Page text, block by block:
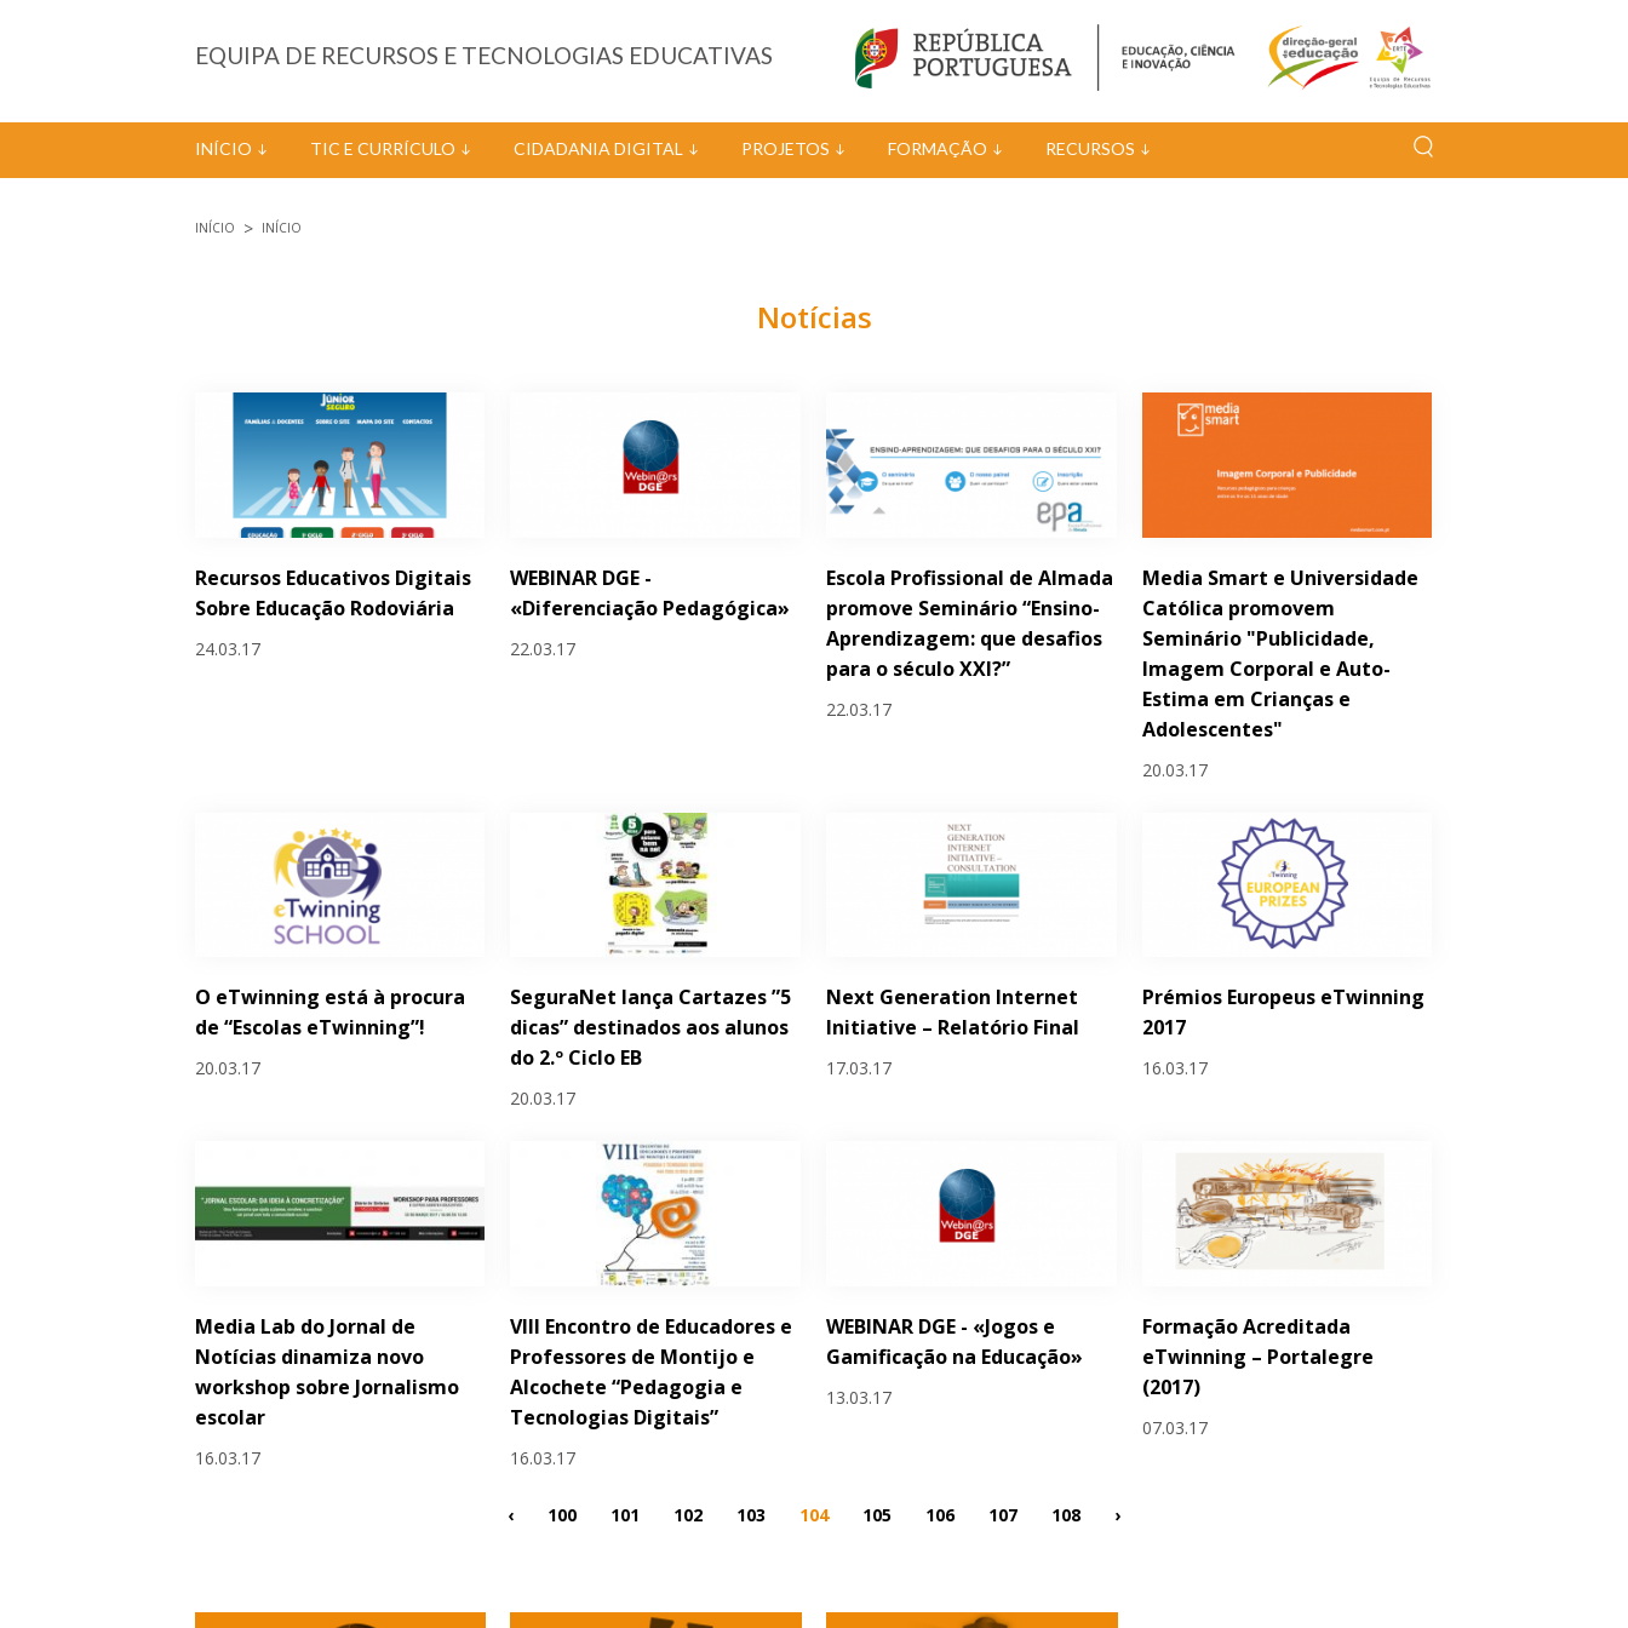
EQUIPA DE RECURSOS E TECNOLOGIAS EDUCATIVAS
INÍCIO TIC E CURRÍCULO CIDADANIA DIGITAL PROJETOS FORMAÇÃO RECURSOS
INÍCIO INÍCIO
Notícias
Recursos Educativos Digitais
Sobre Educação Rodoviária
24.03.17
WEBINAR DGE -
«Diferenciação Pedagógica»
22.03.17
Escola Profissional de Almada
promove Seminário “Ensino-
Aprendizagem: que desafios
para o século XXI?”
22.03.17
Media Smart e Universidade
Católica promovem
Seminário "Publicidade,
Imagem Corporal e Auto-
Estima em Crianças e
Adolescentes"
20.03.17
O eTwinning está à procura
de “Escolas eTwinning”!
20.03.17
SeguraNet lança Cartazes ”5
dicas” destinados aos alunos
do 2.º Ciclo EB
20.03.17
Next Generation Internet
Initiative – Relatório Final
17.03.17
Prémios Europeus eTwinning
2017
16.03.17
Media Lab do Jornal de
Notícias dinamiza novo
workshop sobre Jornalismo
escolar
16.03.17
VIII Encontro de Educadores e
Professores de Montijo e
Alcochete “Pedagogia e
Tecnologias Digitais”
16.03.17
WEBINAR DGE - «Jogos e
Gamificação na Educação»
13.03.17
Formação Acreditada
eTwinning – Portalegre
(2017)
07.03.17
Páginas
‹ 100 101 102 103 104 105 106 107 108 ›